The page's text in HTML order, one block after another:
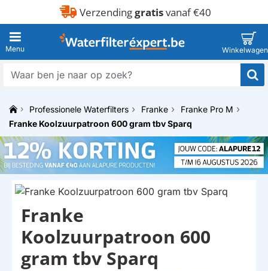
Verzendinggratisvanaf €40
Waar
naar
oph
m
e
Professionele Waterfilters Franke
Franke Pro M
Franke Koolzuurpatroon 600 gram tbv Sparq
Franke
Koolzuurpatroon 600
gram tbv Sparq